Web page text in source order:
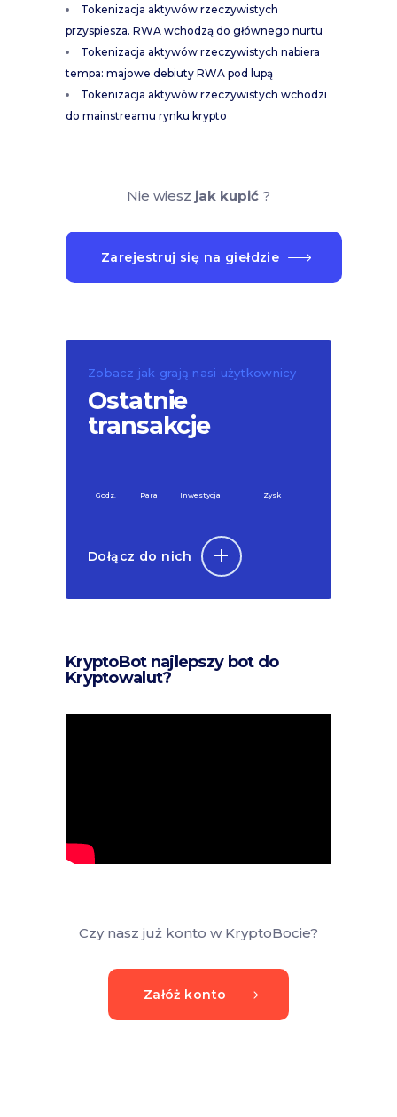
Tokenizacja aktywów rzeczywistych
przyspiesza. RWA wchodzą do głównego nurtu
Tokenizacja aktywów rzeczywistych nabiera
tempa: majowe debiuty RWA pod lupą
Tokenizacja aktywów rzeczywistych wchodzi
do mainstreamu rynku krypto
Nie wiesz jak kupić?
Zarejestruj się na giełdzie
Zobacz jak grają nasi użytkownicy
Ostatnie
transakcje
Godz. Para Inwestycja Zysk
Dołącz do nich
KryptoBot najlepszy bot do
Kryptowalut?
Czy nasz już konto w KryptoBocie?
Załóż konto